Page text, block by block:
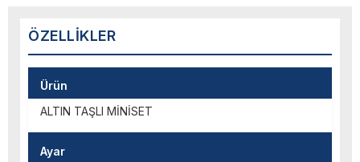
ÖZELLIKLER
Ürün
ALTIN TAŞLI MİNİSET
Ayar